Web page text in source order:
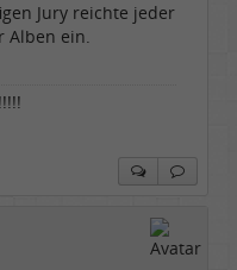
Jury reichte jeder
Alben ein.